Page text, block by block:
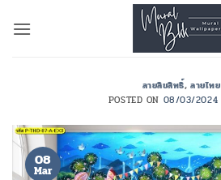
ลายลิขสิทธิ์,ลายไทย
POSTED ON 08/03/2024
08
Mar